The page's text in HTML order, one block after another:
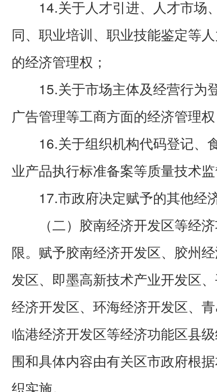
14.关于人才引进、人才市场
同、职业培训、职业技能鉴定等
的经济管理权；
15.关于市场主体及经营行为
广告管理等工商方面的经济管理
16.关于组织机构代码登记、
业产品执行标准备案等质量技术
17.市政府决定赋予的其他经
（二）胶南经济开发区等经济
限。赋予胶南经济开发区、胶州
发区、即墨高新技术产业开发区
经济开发区、环海经济开发区、
临港经济开发区等经济功能区县
围和具体内容由有关区市政府根
织实施。